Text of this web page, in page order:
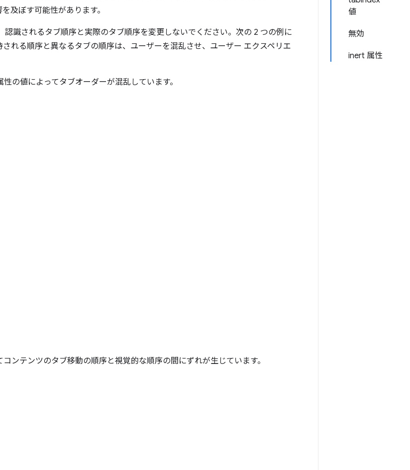
値
無効
inert 属性
及ぼす可能性があります。
認識されるタブ順序と実際のタブ順序を変更しないでください。次の 2 つの例に
れる順序と異なるタブの順序は、ユーザーを混乱させ、ユーザー エクスペリエ
性の値によってタブオーダーが混乱しています。
コンテンツのタブ移動の順序と視覚的な順序の間にずれが生じています。